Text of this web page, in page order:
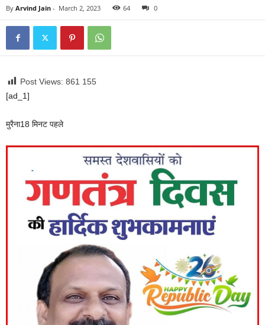
By Arvind Jain - March 2, 2023 64 0
Post Views: 861 155
[ad_1]
मुरैना18 मिनट पहले